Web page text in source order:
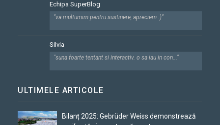
Echipa SuperBlog
"va multumim pentru sustinere, apreciem :)"
Silvia
"suna foarte tentant si interactiv. o sa iau in con..."
ULTIMELE ARTICOLE
Bilanț 2025: Gebrüder Weiss demonstrează